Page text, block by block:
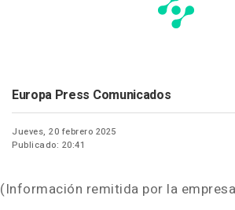
Europa Press Comunicados
Jueves, 20 febrero 2025
Publicado: 20:41
(Información remitida por la